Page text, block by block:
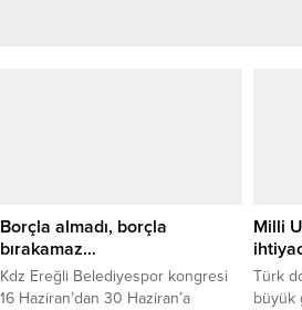
Borçla almadı, borçla
bırakamaz…
Kdz Ereğli Belediyespor kongresi
16 Haziran’dan 30 Haziran’a
Milli
Türk
büyük